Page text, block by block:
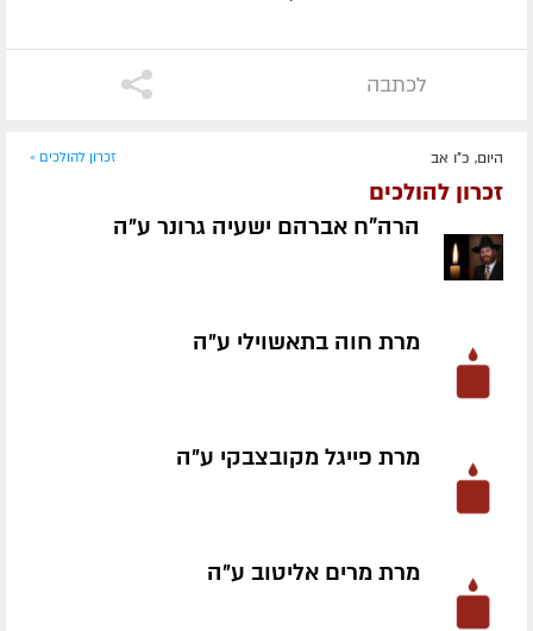
לכתבה
היום, כ"ו אב זכרון להולכים »
זכרון להולכים
הרה"ח אברהם ישעיה גרונר ע״ה
מרת חוה בתאשוילי ע״ה
מרת פייגל מקובצבקי ע״ה
מרת מרים אליטוב ע״ה